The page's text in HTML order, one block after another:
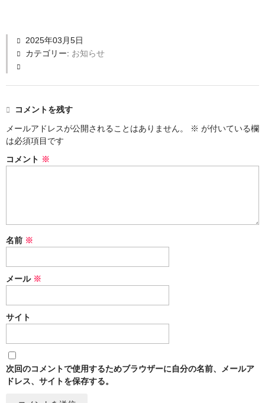
2025年03月5日
カテゴリー: お知らせ
コメントを残す
メールアドレスが公開されることはありません。
※ が付いている欄
は必須項目です
コメント ※
名前 ※
メール ※
サイト
次回のコメントで使用するためブラウザーに自分の名前、メールア
ドレス、サイトを保存する。